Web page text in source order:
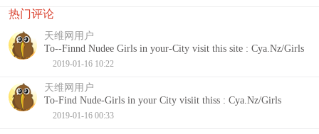
热门评论
天维网用户
To--Finnd Nudee Girls in your-City visit this site : Cya.Nz/Girls
2019-01-16 10:22
天维网用户
To-Find Nude-Girls in your City visiit thiss : Cya.Nz/Girls
2019-01-16 00:33